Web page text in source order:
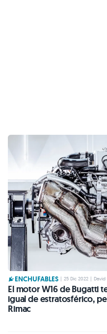
ENCHUFABLES 25 Dic 2022
El motor W16 de Bugatti
igual de estratosférico,
Rimac